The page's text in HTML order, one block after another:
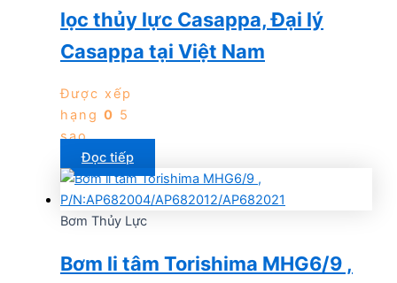
lọc thủy lực Casappa, Đại lý
Casappa tại Việt Nam
Được xếp
hạng 0 5
sao
Đọc tiếp
Bơm Thủy Lực
Bơm li tâm Torishima MHG6/9 ,